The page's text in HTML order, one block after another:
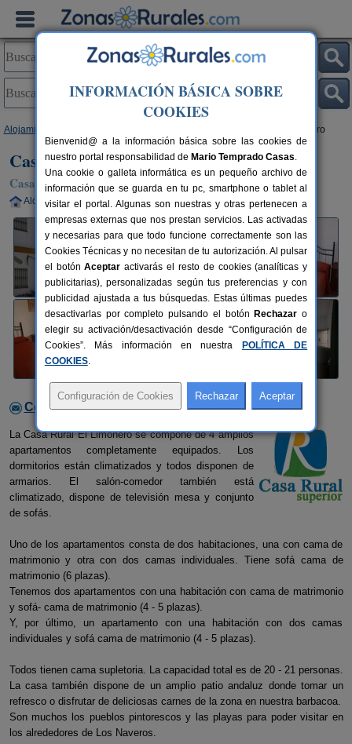
Alojamientos > Casa Rural El Limonero
Casa Rural El Limonero
Casa Rural en Los Naveros / Vejer de La Frontera (Cádiz)
Alquiler completo 10+10 plazas 40 km de Cádiz
Contactar con el alojamiento
La Casa Rural El Limonero se compone de 4 amplios
apartamentos completamente equipados. Los
dormitorios están climatizados y todos disponen de
armarios. El salón-comedor también está
climatizado, dispone de televisión mesa y conjunto
de sofás.
Uno de los apartamentos consta de dos habitaciones, una con cama de
matrimonio y otra con dos camas individuales. Tiene sofá cama de
matrimonio (6 plazas).
Tenemos dos apartamentos con una habitación con cama de matrimonio
y sofá- cama de matrimonio (4 - 5 plazas).
Y, por último, un apartamento con una habitación con dos camas
individuales y sofá cama de matrimonio (4 - 5 plazas).
Todos tienen cama supletoria. La capacidad total es de 20 - 21 personas.
La casa también dispone de un amplio patio andaluz donde tomar un
refresco o disfrutar de deliciosas carnes de la zona en nuestra barbacoa.
Son muchos los pueblos pintorescos y las playas para poder visitar en
los alrededores de Los Naveros.
INFORMACIÓN BÁSICA SOBRE
COOKIES
Bienvenid@ a la información básica sobre las cookies de
nuestro portal responsabilidad de Mario Temprado Casas.
Una cookie o galleta informática es un pequeño archivo de
información que se guarda en tu pc, smartphone o tablet al
visitar el portal. Algunas son nuestras y otras pertenecen a
empresas externas que nos prestan servicios. Las activadas
y necesarias para que todo funcione correctamente son las
Cookies Técnicas y no necesitan de tu autorización. Al pulsar
el botónAceptar activarás el resto de cookies (analíticas y
publicitarias), personalizadas según tus preferencias y con
publicidad ajustada a tus búsquedas. Estas últimas puedes
desactivarlas por completo pulsando el botón Rechazar o
elegir su activación/desactivación desde “Configuración de
Cookies”. Más información en nuestra
POLÍTICA DE
COOKIES.